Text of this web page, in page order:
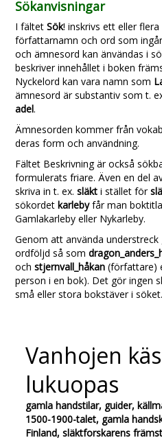
Sökanvisningar
I fältetSök! inskrivs ett eller
författarnamn och ord som
och ämnesord kan änvändas i
beskriver innehållet i boken
Nyckelord kan vara namn som
ämnesord är substantiv som t.
adel.
Ämnesorden kommer från
deras form och användning.
Fältet Beskrivning är också
formulerats friare. Även en del
skriva in t. ex.släkti stället för
sökordetkarlebyfår man
Gamlakarleby eller Nykarleby.
Genom att använda
ordföljd så som
ochstjernvall_håkan (författare)
person i en bok). Det gör ingen
små eller stora bokstäver i söket.
Vanhojen
lukuopas
gamla handstilar, guider,
1500-1900-talet, gamla
Finland, släktforskarens